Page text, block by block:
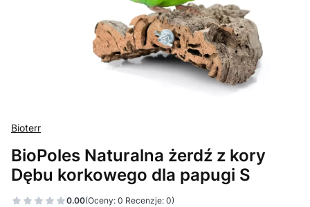
Bioterr
BioPoles Naturalna żerdź z kory
Dębu korkowego dla papugi S
0.00(Oceny: 0 Recenzje: 0)